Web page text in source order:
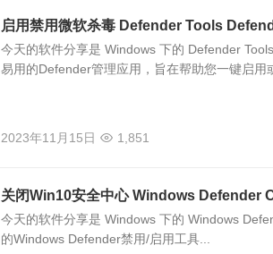
启用禁用微软杀毒 Defender Tools
今天的软件分享是 Windows 下的 Defender
易用的Defender管理应用，旨在帮助您一键启用
2023年11月15日 1,851
关闭Win10安全中心 Windows Defender
今天的软件分享是 Windows 下的 Windows
的Windows Defender禁用/启用工具...